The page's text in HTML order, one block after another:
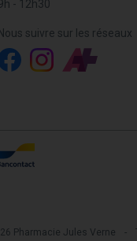
- 12h30
Nous suivre sur les réseaux
Pharmacie Jules Verne -